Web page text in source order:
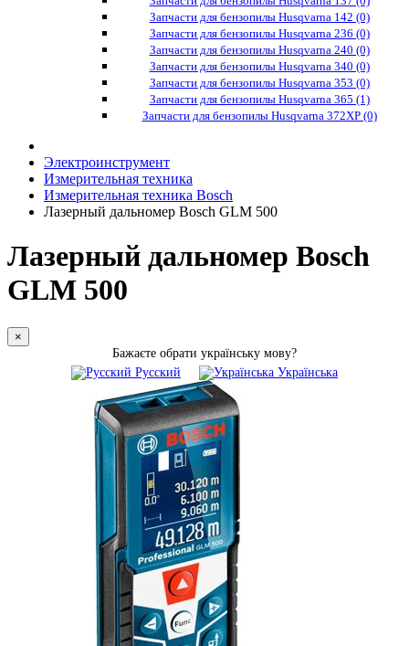
Запчасти для бензопилы Husqvarna 142 (0)
Запчасти для бензопилы Husqvarna 236 (0)
Запчасти для бензопилы Husqvarna 240 (0)
Запчасти для бензопилы Husqvarna 340 (0)
Запчасти для бензопилы Husqvarna 353 (0)
Запчасти для бензопилы Husqvarna 365 (1)
Запчасти для бензопилы Husqvarna 372XP (0)
Электроинструмент
Измерительная техника
Измерительная техника Bosch
Лазерный дальномер Bosch GLM 500
Лазерный дальномер Bosch
GLM 500
×
Бажаєте обрати українську мову?
Русский
Українська